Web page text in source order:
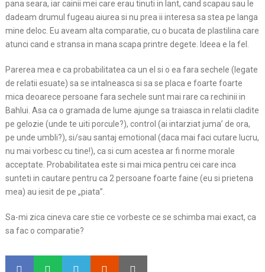
pana seara, iar cainii mei care erau tinuti in lant, cand scapau sau le
dadeam drumul fugeau aiurea si nu prea ii interesa sa stea pe langa
mine deloc. Eu aveam alta comparatie, cu o bucata de plastilina care
atunci cand e stransa in mana scapa printre degete. Ideea e la fel.
Parerea mea e ca probabilitatea ca un el si o ea fara sechele (legate
de relatii esuate) sa se intalneasca si sa se placa e foarte foarte
mica deoarece persoane fara sechele sunt mai rare ca rechinii in
Bahlui. Asa ca o gramada de lume ajunge sa traiasca in relatii cladite
pe gelozie (unde te uiti porcule?), control (ai intarziat juma’ de ora,
pe unde umbli?), si/sau santaj emotional (daca mai faci cutare lucru,
nu mai vorbesc cu tine!), ca si cum acestea ar fi norme morale
acceptate. Probabilitatea este si mai mica pentru cei care inca
sunteti in cautare pentru ca 2 persoane foarte faine (eu si prietena
mea) au iesit de pe „piata”.
Sa-mi zica cineva care stie ce vorbeste ce se schimba mai exact, ca
sa fac o comparatie?